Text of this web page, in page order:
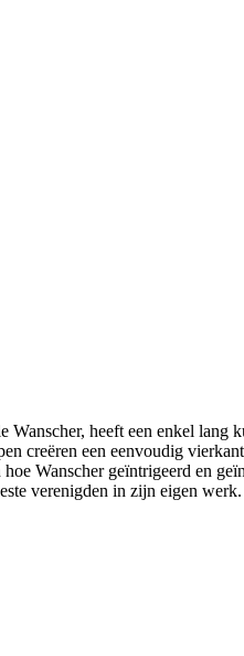
heeft een enkel
creëren een eenvoudig
Wanscher geïntrigeerd en
verenigden in zijn eigen